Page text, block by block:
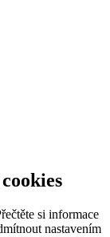
si informace
nastavením